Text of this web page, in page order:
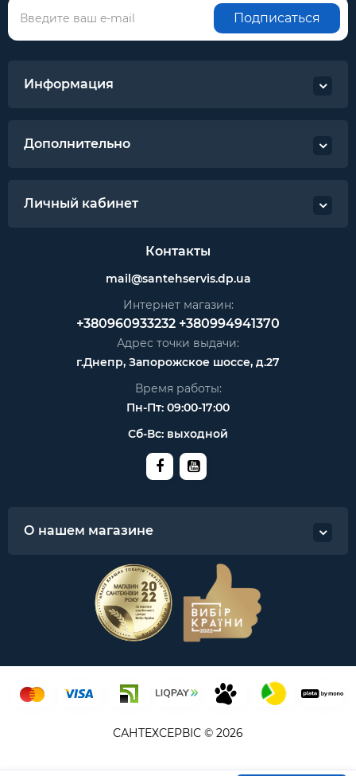
Подписаться
Информация
Дополнительно
Личный кабинет
Контакты
mail@santehservis.dp.ua
Интернет магазин:
+380960933232 +380994941370
Адрес точки выдачи:
г.Днепр, Запорожское шоссе, д.27
Время работы:
Пн-Пт: 09:00-17:00
Сб-Вс: выходной
О нашем магазине
САНТЕХСЕРВІС © 2026